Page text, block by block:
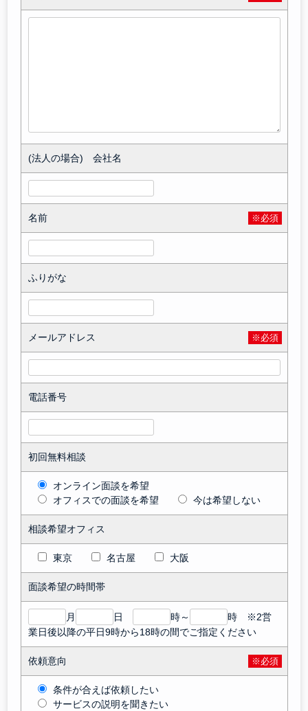
(法人の場合) 会社名
名前 ※必須
ふりがな
メールアドレス ※必須
電話番号
初回無料相談
オンライン面談を希望
オフィスでの面談を希望
今は希望しない
相談希望オフィス
東京 名古屋 大阪
面談希望の時間帯
月 日 時～
時 ※2営
業日後以降の平日9時から18時の間でご指定ください
依頼意向 ※必須
条件が合えば依頼したい
サービスの説明を聞きたい